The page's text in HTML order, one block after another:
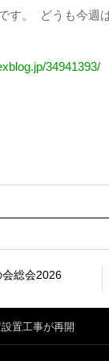
す。 どうも今週
34941393/
総会2026
置工事が再開